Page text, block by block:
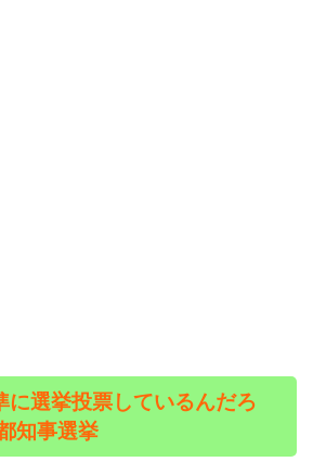
に選挙投票しているんだろ
知事選挙